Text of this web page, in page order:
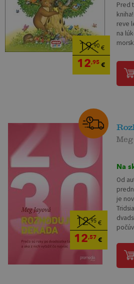
19,90€
12,95€
Pred
reve
na
12,95 €
12,57 €
Na
Od
je